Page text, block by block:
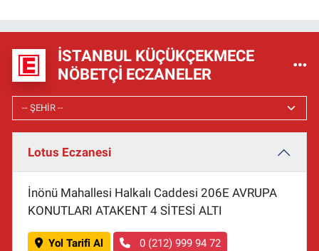
İSTANBUL KÜÇÜKÇEKMECE
NÖBETÇI ECZANELER
Lotus Eczanesi
İnönü Mahallesi Halkalı Caddesi 206E AVRUPA
KONUTLARI ATAKENT 4 SİTESİ ALTI
Yol Tarifi Al 0 (212) 999 94 72